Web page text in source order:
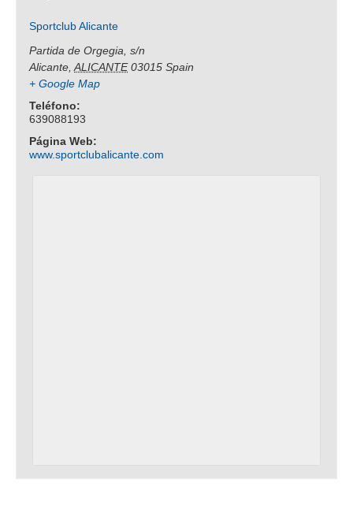
Sportclub Alicante
Partida de Orgegia, s/n
Alicante ALICANTE 03015 Spain
+ Google Map
Teléfono:
639088193
Página Web:
www.sportclubalicante.com